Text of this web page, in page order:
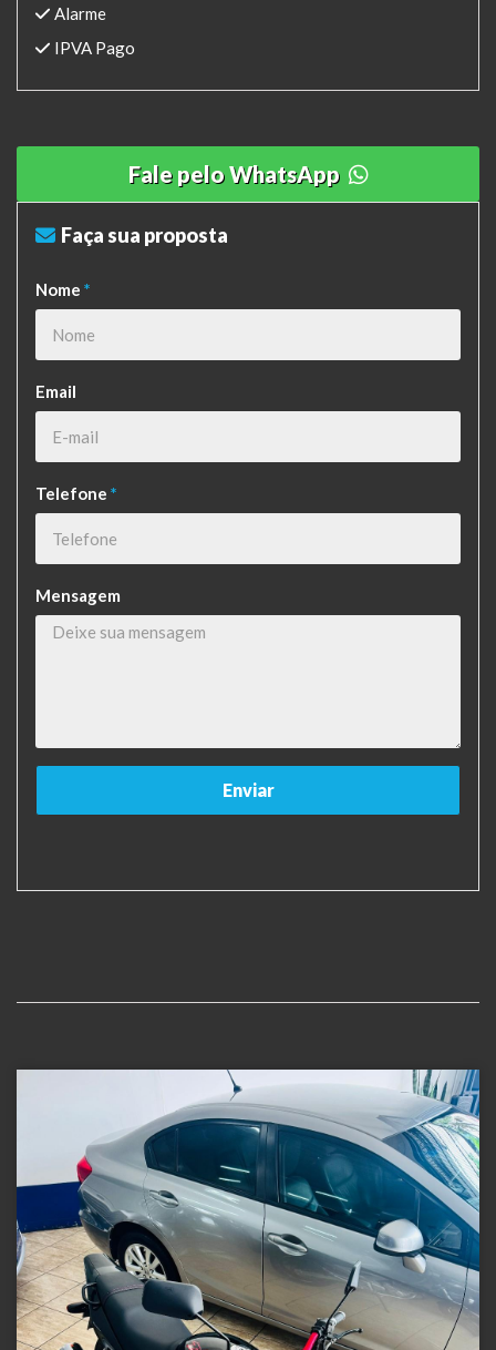
Alarme
IPVA Pago
Fale pelo WhatsApp
Faça sua proposta
Nome *
Email
Telefone *
Mensagem